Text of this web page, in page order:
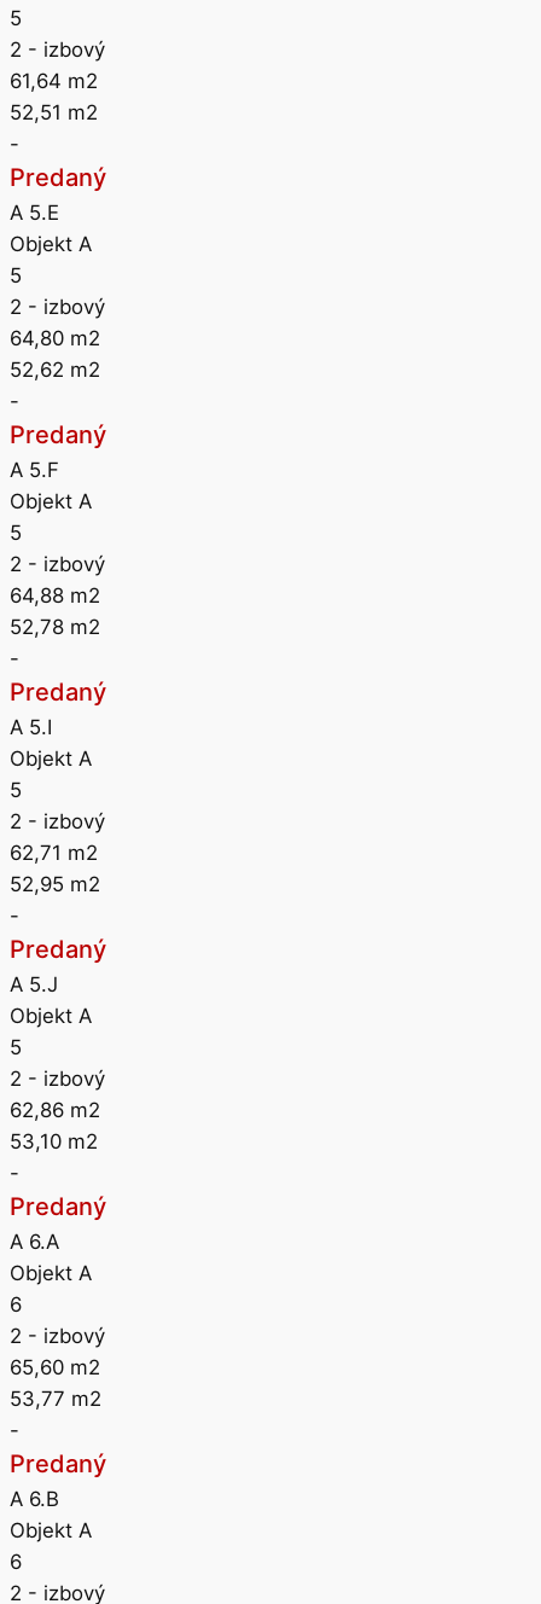
5
2 - izbový
61,64 m2
52,51 m2
-
Predaný
A 5.E
Objekt A
5
2 - izbový
64,80 m2
52,62 m2
-
Predaný
A 5.F
Objekt A
5
2 - izbový
64,88 m2
52,78 m2
-
Predaný
A 5.I
Objekt A
5
2 - izbový
62,71 m2
52,95 m2
-
Predaný
A 5.J
Objekt A
5
2 - izbový
62,86 m2
53,10 m2
-
Predaný
A 6.A
Objekt A
6
2 - izbový
65,60 m2
53,77 m2
-
Predaný
A 6.B
Objekt A
6
2 - izbový